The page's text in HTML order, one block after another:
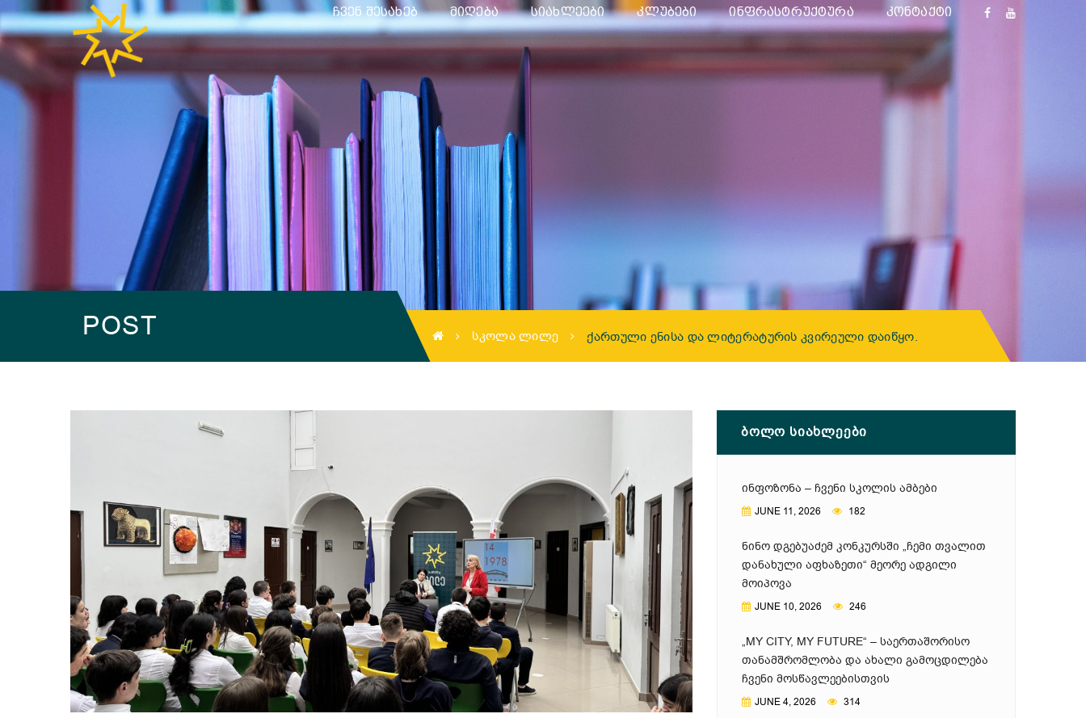
ᲩᲕᲔᲜ ᲨᲔᲡᲐᲮᲔᲑ ᲛᲘᲦᲔᲑᲐ ᲡᲘᲐᲮᲚᲔᲔᲑᲘ ᲙᲚᲣᲑᲔᲑᲘ ᲘᲜᲤᲠᲐᲡᲢᲠᲣᲥᲢᲣᲠᲐ ᲙᲝᲜᲢᲐᲥᲢᲘ
POST ᲡᲙᲝᲚᲐ ᲚᲘᲚᲔ ᲥᲐᲠᲗᲣᲚᲘ ᲔᲜᲘᲡᲐ ᲓᲐ ᲚᲘᲢᲔᲠᲐᲢᲣᲠᲘᲡ ᲙᲕᲘᲠᲔᲣᲚᲘ ᲓᲐᲘᲬᲧᲝ.
ᲑᲝᲚᲝ ᲡᲘᲐᲮᲚᲔᲔᲑᲘ
ᲘᲜᲤᲝᲖᲝᲜᲐ – ᲩᲕᲔᲜᲘ ᲡᲙᲝᲚᲘᲡ ᲐᲛᲑᲔᲑᲘ
JUNE 11, 2026 182
ᲜᲘᲜᲝ ᲓᲒᲔᲑᲣᲐᲫᲔᲛ ᲙᲝᲜᲙᲣᲠᲡᲨᲘ „ᲩᲔᲛᲘ ᲗᲕᲐᲚᲘᲗ
ᲓᲐᲜᲐᲮᲣᲚᲘ ᲐᲤᲮᲐᲖᲔᲗᲘ“ ᲛᲔᲝᲠᲔ ᲐᲓᲒᲘᲚᲘ
ᲛᲝᲘᲞᲝᲕᲐ
JUNE 10, 2026 246
„MY CITY, MY FUTURE“ – ᲡᲐᲔᲠᲗᲐᲨᲝᲠᲘᲡᲝ
ᲗᲐᲜᲐᲛᲨᲠᲝᲛᲚᲝᲑᲐ ᲓᲐ ᲐᲮᲐᲚᲘ ᲒᲐᲛᲝᲪᲓᲘᲚᲔᲑᲐ
ᲩᲕᲔᲜᲘ ᲛᲝᲡᲬᲐᲕᲚᲔᲔᲑᲘᲡᲗᲕᲘᲡ
JUNE 4, 2026 314